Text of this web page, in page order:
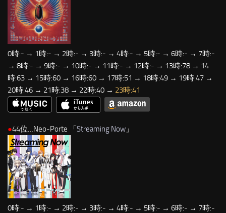
0時:- → 1時:- → 2時:- → 3時:- → 4時:- → 5時:- → 6時:- → 7時:-
→ 8時:- → 9時:- → 10時:- → 11時:- → 12時:- → 13時:78 → 14
時:63 → 15時:60 → 16時:60 → 17時:51 → 18時:49 → 19時:47 →
20時:46 → 21時:38 → 22時:40 → 23時:41
●44位…Neo-Porte 「Streaming Now 」
0時:- → 1時:- → 2時:- → 3時:- → 4時:- → 5時:- → 6時:- → 7時:-